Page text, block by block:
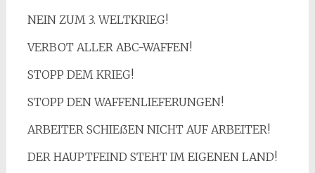
NEIN ZUM 3. WELTKRIEG!
VERBOT ALLER ABC-WAFFEN!
STOPP DEM KRIEG!
STOPP DEN WAFFENLIEFERUNGEN!
ARBEITER SCHIEßEN NICHT AUF ARBEITER!
DER HAUPTFEIND STEHT IM EIGENEN LAND!